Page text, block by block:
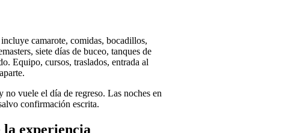
camarote, comidas, bocadillos,
siete días de buceo, tanques de
Equipo, cursos, traslados, entrada al
no vuele el día de regreso. Las noches en
confirmación escrita.
la experiencia